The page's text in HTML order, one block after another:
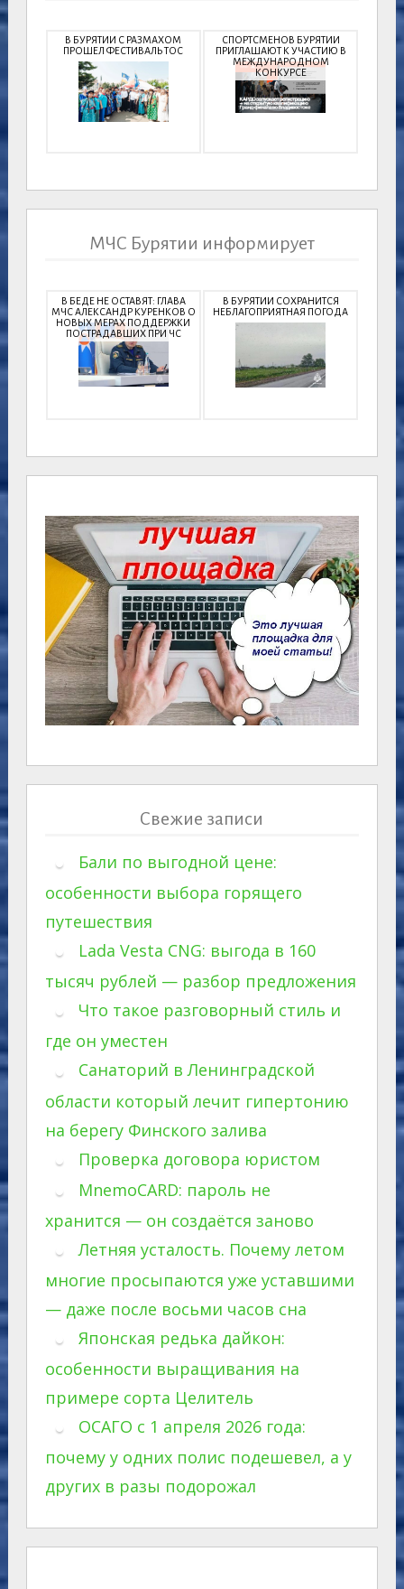
В БУРЯТИИ С РАЗМАХОМ
ПРОШЕЛ ФЕСТИВАЛЬ ТОС
СПОРТСМЕНОВ БУРЯТИИ
ПРИГЛАШАЮТ К УЧАСТИЮ В
МЕЖДУНАРОДНОМ
КОНКУРСЕ
МЧС Бурятии информирует
В БЕДЕ НЕ ОСТАВЯТ: ГЛАВА
МЧС АЛЕКСАНДР КУРЕНКОВ О
НОВЫХ МЕРАХ ПОДДЕРЖКИ
ПОСТРАДАВШИХ ПРИ ЧС
В БУРЯТИИ СОХРАНИТСЯ
НЕБЛАГОПРИЯТНАЯ ПОГОДА
Свежие записи
Бали по выгодной цене:
особенности выбора горящего
путешествия
Lada Vesta CNG: выгода в 160
тысяч рублей — разбор предложения
Что такое разговорный стиль и
где он уместен
Санаторий в Ленинградской
области который лечит гипертонию
на берегу Финского залива
Проверка договора юристом
MnemoCARD: пароль не
хранится — он создаётся заново
Летняя усталость. Почему летом
многие просыпаются уже уставшими
— даже после восьми часов сна
Японская редька дайкон:
особенности выращивания на
примере сорта Целитель
ОСАГО с 1 апреля 2026 года:
почему у одних полис подешевел, а у
других в разы подорожал